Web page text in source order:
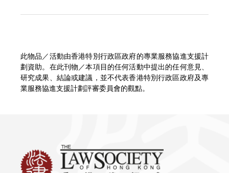
此物品／活動由香港特別行政區政府的專業服務協進支援計
劃資助。在此刊物／本項目的任何活動中提出的任何意見、
研究成果、結論或建議，並不代表香港特別行政區政府及專
業服務協進支援計劃評審委員會的觀點。